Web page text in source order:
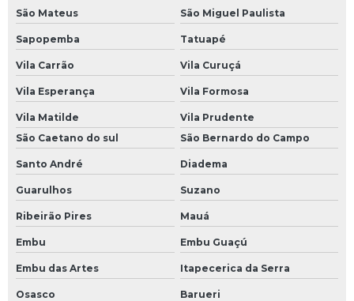
São Mateus São Miguel Paulista
Sapopemba Tatuapé
Vila Carrão Vila Curuçá
Vila Esperança Vila Formosa
Vila Matilde
Vila Prudente
São Caetano do sul
São Bernardo do Campo
Santo André Diadema
Guarulhos Suzano
Ribeirão Pires Mauá
Embu Embu Guaçú
Embu das Artes Itapecerica da Serra
Osasco Barueri